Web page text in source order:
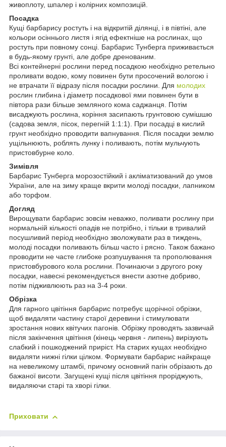
живоплоту, шпалер і колірних композицій.
Посадка
Кущі барбарису ростуть і на відкритій ділянці, і в півтіні, але
кольори осіннього листя і ягід ефектніше на рослинах, що
ростуть при повному сонці. Барбарис Тунберга приживається
в будь-якому грунті, але добре дренованим.
Всі контейнерні рослини перед посадкою необхідно ретельно
проливати водою, кому повинен бути просочений вологою і
не втрачати її відразу після посадки рослини. Для молодих
рослин глибина і діаметр посадкової ями повинен бути в
півтора рази більше земляного кома саджанця. Потім
висаджують рослина, коріння засипають грунтовою сумішшю
(садова земля, пісок, перегній 1:1:1). При посадці в кислий
грунт необхідно проводити вапнування. Після посадки землю
ущільнюють, роблять лунку і поливають, потім мульчують
пристовбурне коло.
Зимівля
Барбарис Тунберга морозостійкий і акліматизований до умов
України, але на зиму краще вкрити молоді посадки, лапником
або торфом.
Догляд
Вирощувати барбарис зовсім неважко, поливати рослину при
нормальній кількості опадів не потрібно, і тільки в тривалий
посушливий період необхідно зволожувати раз в тиждень,
молоді посадки поливають більш часто і рясно. Також бажано
проводити не часте глибоке розпушування та прополювання
пристовбурового кола рослини. Починаючи з другого року
посадки, навесні рекомендується внести азотне добриво,
потім підживлюють раз на 3-4 роки.
Обрізка
Для гарного цвітіння барбарис потребує щорічної обрізки,
щоб видаляти частину старої деревини і стимулювати
зростання нових квітучих пагонів. Обрізку проводять зазвичай
після закінчення цвітіння (кінець червня - липень) вирізують
слабкий і пошкоджений приріст. На старих кущах необхідно
видаляти нижні гілки цілком. Формувати барбарис найкраще
на невеликому штамбі, причому основний пагін обрізають до
бажаної висоти. Загущені кущі після цвітіння проріджують,
видаляючи старі та хворі гілки.
Приховати